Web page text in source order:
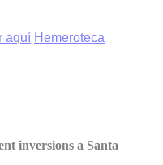
aquí Hemeroteca
inversions a Santa